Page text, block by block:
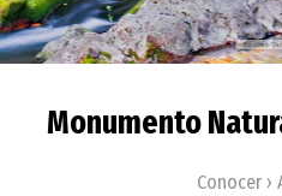
Monumento
Conocer ›